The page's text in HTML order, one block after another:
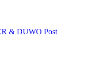
& DUWO Post